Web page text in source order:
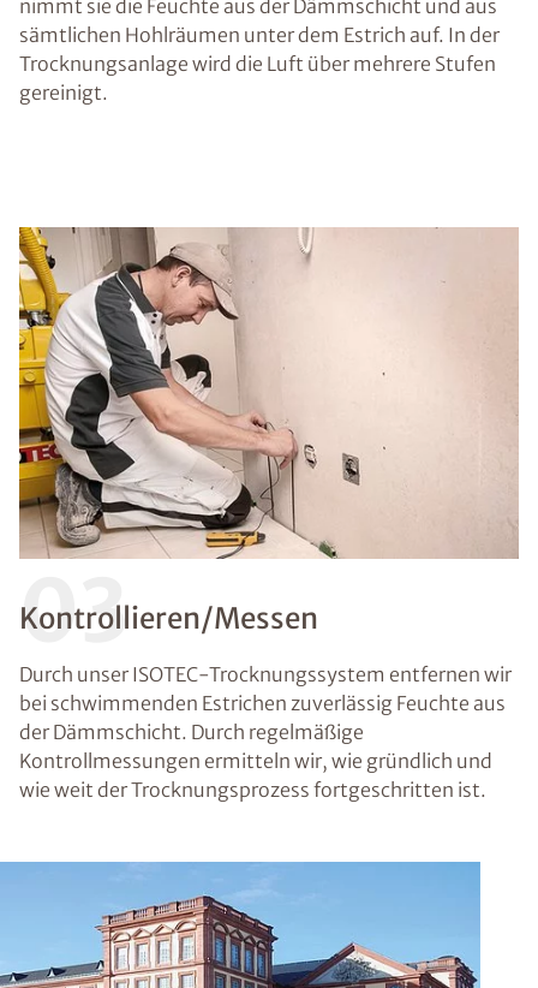
nimmt sie die Feuchte aus der Dämmschicht und aus
sämtlichen Hohlräumen unter dem Estrich auf. In der
Trocknungsanlage wird die Luft über mehrere Stufen
gereinigt.
03
Kontrollieren/Messen
Durch unser ISOTEC-Trocknungssystem entfernen wir
bei schwimmenden Estrichen zuverlässig Feuchte aus
der Dämmschicht. Durch regelmäßige
Kontrollmessungen ermitteln wir, wie gründlich und
wie weit der Trocknungsprozess fortgeschritten ist.